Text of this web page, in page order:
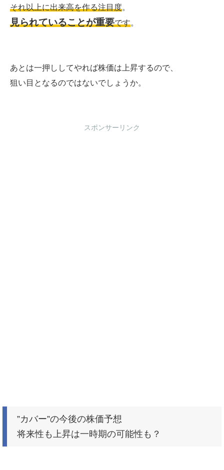
それ以上に出来高を作る注目度。
見られていることが重要です。
あとは一押ししてやれば株価は上昇するので、
狙い目となるのではないでしょうか。
スポンサーリンク
”カバー”の今後の株価予想
将来性も上昇は一時期の可能性も？